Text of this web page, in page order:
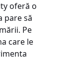
oferă o
pare să
Pe
care le